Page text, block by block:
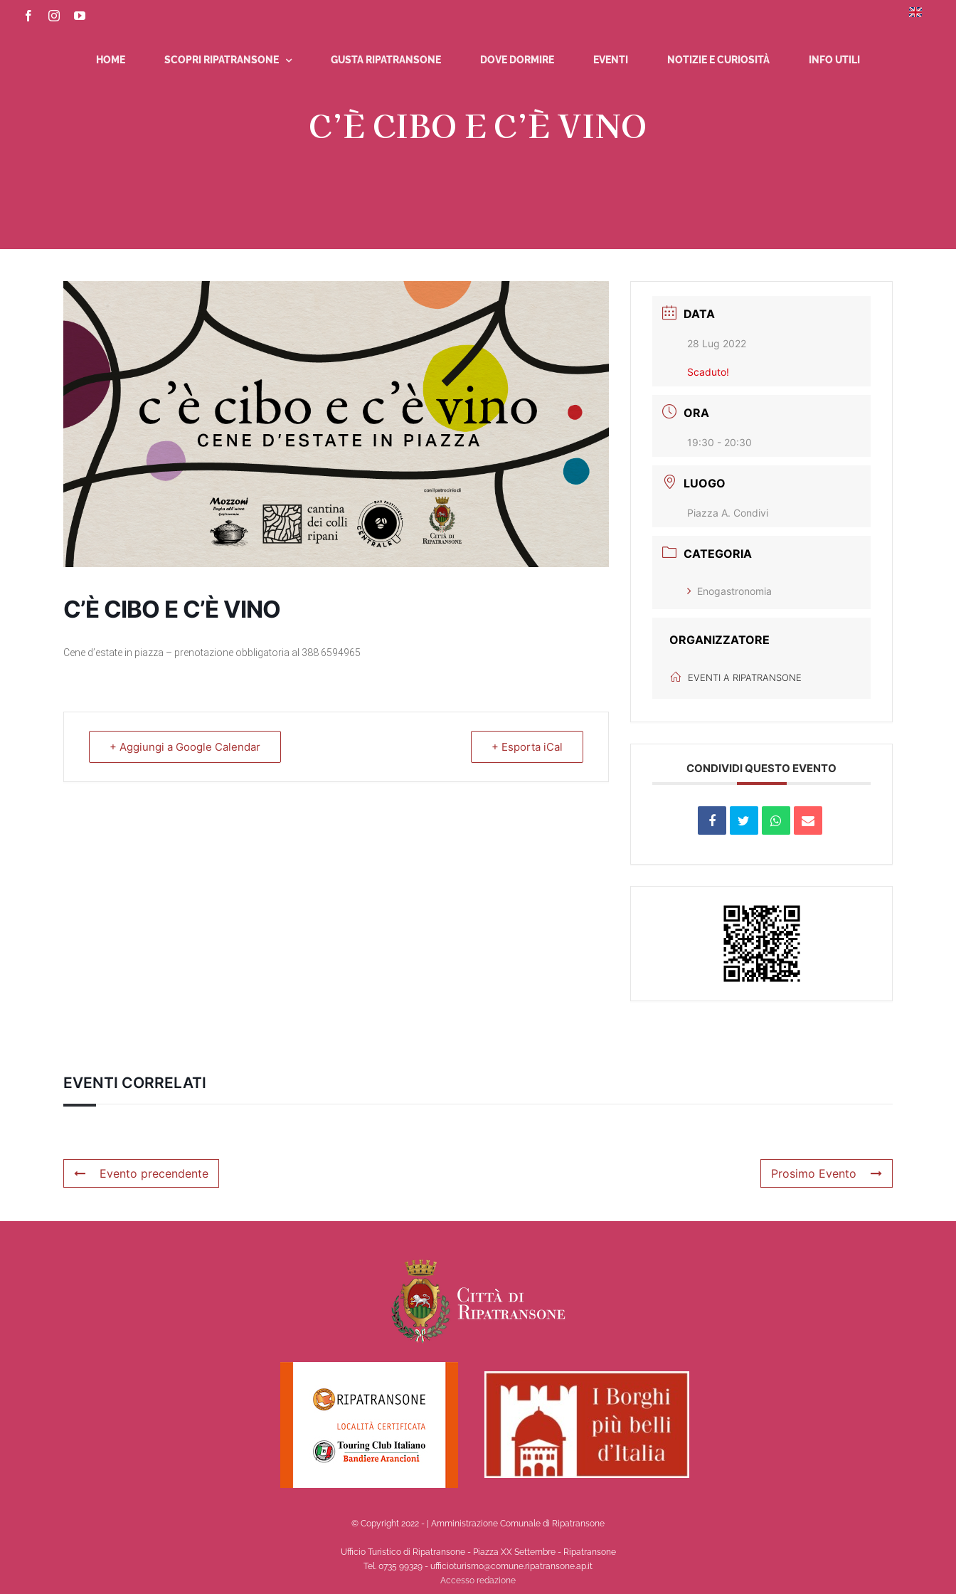
FacebookInstagramYouTube
HOME SCOPRI RIPATRANSONE GUSTA RIPATRANSONE DOVE DORMIRE EVENTI NOTIZIE E CURIOSITÀ INFO UTILI
C’È CIBO E C’È VINO
C’È CIBO E C’È VINO
Cene d’estate in piazza – prenotazione obbligatoria al 388 6594965
+ Aggiungi a Google Calendar + Esporta iCal
DATA
28 Lug 2022
Scaduto!
ORA
19:30 - 20:30
LUOGO
Piazza A. Condivi
CATEGORIA
Enogastronomia
ORGANIZZATORE
EVENTI A RIPATRANSONE
CONDIVIDI QUESTO EVENTO
EVENTI CORRELATI
Evento precendente Prosimo Evento
© Copyright 2022 - | Amministrazione Comunale di Ripatransone
Ufficio Turistico di Ripatransone - Piazza XX Settembre - Ripatransone
Tel. 0735 99329 - ufficioturismo@comune.ripatransone.ap.it
Accesso redazione